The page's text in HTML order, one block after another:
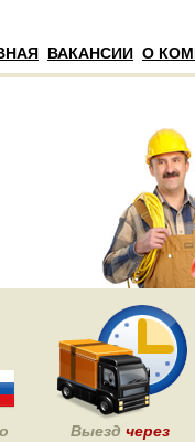
ВАКАНСИИ О
Выездчерез